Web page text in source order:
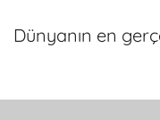
Dünyanın en